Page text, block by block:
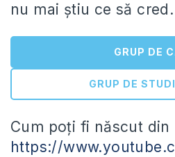
nu mai știu ce să cred.
GRUP DE
GRUP DE
Cum poți fi născut din
https://